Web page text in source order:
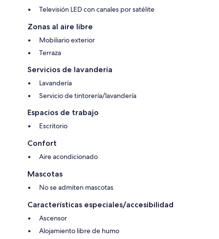
Televisión LED con canales por satélite
Zonas al aire libre
Mobiliario exterior
Terraza
Servicios de lavandería
Lavandería
Servicio de tintorería/lavandería
Espacios de trabajo
Escritorio
Confort
Aire acondicionado
Mascotas
No se admiten mascotas
Características especiales/accesibilidad
Ascensor
Alojamiento libre de humo